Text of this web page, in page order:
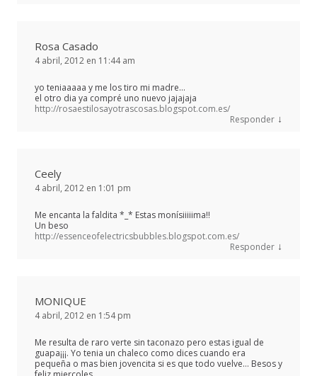
Rosa Casado
4 abril, 2012 en 11:44 am
yo teniaaaaa y me los tiro mi madre…
el otro dia ya compré uno nuevo jajajaja
http://rosaestilosayotrascosas.blogspot.com.es/
Responder ↓
Ceely
4 abril, 2012 en 1:01 pm
Me encanta la faldita *_* Estas monísiiiiima!!
Un beso
http://essenceofelectricsbubbles.blogspot.com.es/
Responder ↓
MONIQUE
4 abril, 2012 en 1:54 pm
Me resulta de raro verte sin taconazo pero estas igual de
guapa¡¡¡. Yo tenia un chaleco como dices cuando era
pequeña o mas bien jovencita si es que todo vuelve… Besos y